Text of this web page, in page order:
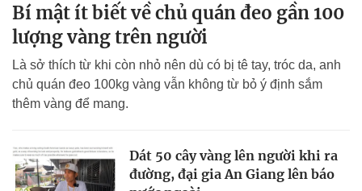
Bí mật ít biết về chủ quán đeo gần 100
lượng vàng trên người
Là sở thích từ khi còn nhỏ nên dù có bị tê tay, tróc da, anh
chủ quán đeo 100kg vàng vẫn không từ bỏ ý định sắm
thêm vàng để mang.
Dát 50 cây vàng lên người khi ra
đường, đại gia An Giang lên báo